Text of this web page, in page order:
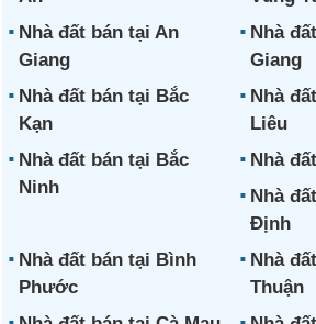
Nhà đất bán tại An
Giang
Nhà
Giang
Nhà đất bán tại Bắc
Kạn
Nhà
Liêu
Nhà đất bán tại Bắc
Ninh
Nhà
Nhà
Định
Nhà đất bán tại Bình
Phước
Nhà
Thuận